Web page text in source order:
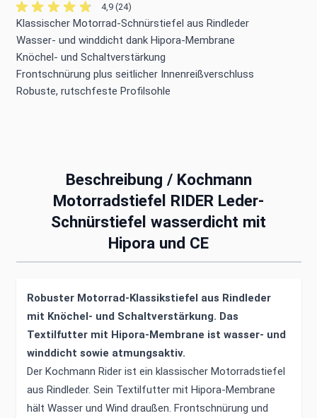
4,9 (24)
Klassischer Motorrad-Schnürstiefel aus Rindleder
Wasser- und winddicht dank Hipora-Membrane
Knöchel- und Schaltverstärkung
Frontschnürung plus seitlicher Innenreißverschluss
Robuste, rutschfeste Profilsohle
Beschreibung / Kochmann
Motorradstiefel RIDER Leder-
Schnürstiefel wasserdicht mit
Hipora und CE
Robuster Motorrad-Klassikstiefel aus Rindleder
mit Knöchel- und Schaltverstärkung. Das
Textilfutter mit Hipora-Membrane ist wasser- und
winddicht sowie atmungsaktiv.
Der Kochmann Rider ist ein klassischer Motorradstiefel
aus Rindleder. Sein Textilfutter mit Hipora-Membrane
hält Wasser und Wind draußen. Frontschnürung und